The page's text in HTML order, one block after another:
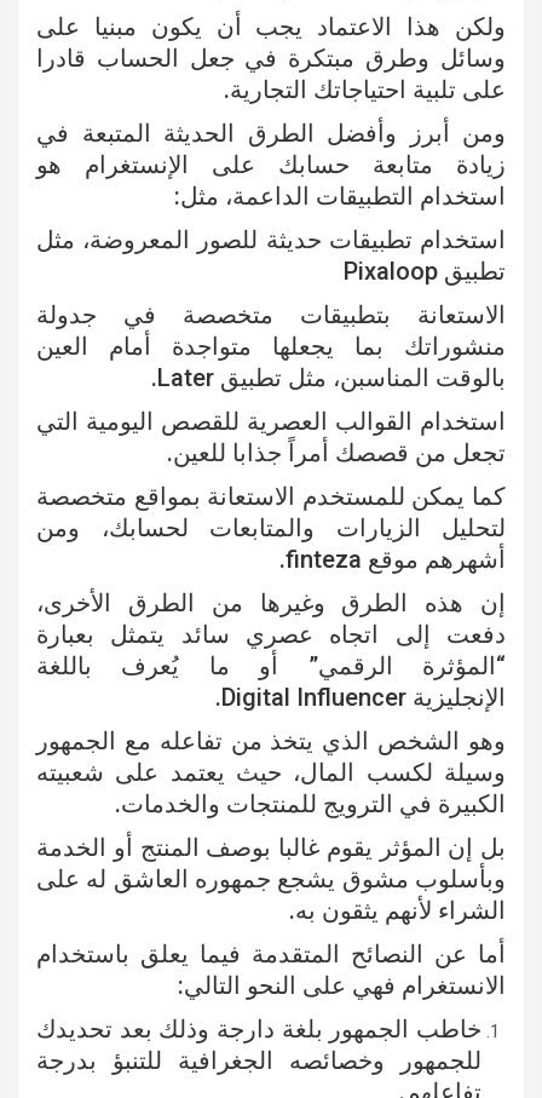
ولكن هذا الاعتماد يجب أن يكون مبنيا على
وسائل وطرق مبتكرة في جعل الحساب قادرا
على تلبية احتياجاتك التجارية.
ومن أبرز وأفضل الطرق الحديثة المتبعة في
زيادة متابعة حسابك على الإنستغرام هو
استخدام التطبيقات الداعمة، مثل:
استخدام تطبيقات حديثة للصور المعروضة، مثل
تطبيق Pixaloop
الاستعانة بتطبيقات متخصصة في جدولة
منشوراتك بما يجعلها متواجدة أمام العين
بالوقت المناسبن، مثل تطبيق Later.
استخدام القوالب العصرية للقصص اليومية التي
تجعل من قصصك أمراً جذابا للعين.
كما يمكن للمستخدم الاستعانة بمواقع متخصصة
لتحليل الزيارات والمتابعات لحسابك، ومن
أشهرهم موقع finteza.
إن هذه الطرق وغيرها من الطرق الأخرى،
دفعت إلى اتجاه عصري سائد يتمثل بعبارة
“المؤثرة الرقمي” أو ما يُعرف باللغة
الإنجليزية Digital Influencer.
وهو الشخص الذي يتخذ من تفاعله مع الجمهور
وسيلة لكسب المال، حيث يعتمد على شعبيته
الكبيرة في الترويج للمنتجات والخدمات.
بل إن المؤثر يقوم غالبا بوصف المنتج أو الخدمة
وبأسلوب مشوق يشجع جمهوره العاشق له على
الشراء لأنهم يثقون به.
أما عن النصائح المتقدمة فيما يعلق باستخدام
الانستغرام فهي على النحو التالي:
خاطب الجمهور بلغة دارجة وذلك بعد تحديدك
للجمهور وخصائصه الجغرافية للتنبؤ بدرجة